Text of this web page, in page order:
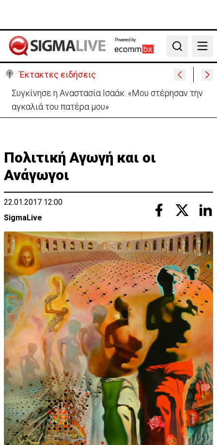
Powered by:
Search
Έκτακτες ειδήσεις
Συγκίνησε η Αναστασία Ισαάκ: «Mου στέρησαν την
αγκαλιά του πατέρα μου»
Πολιτική Αγωγή και οι
Ανάγωγοι
22.01.2017 12:00
SigmaLive